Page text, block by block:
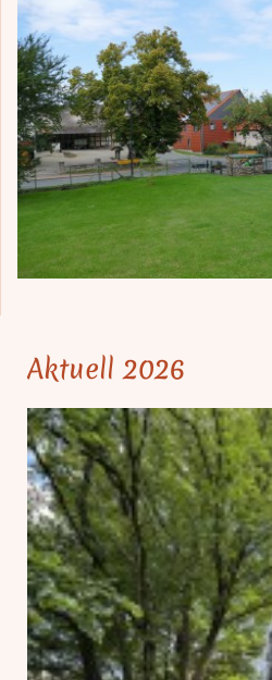
Aktuell 2026